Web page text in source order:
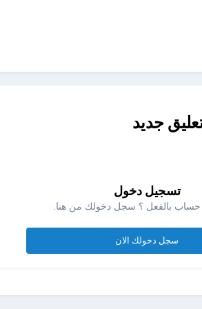
جديد
تسجيل دخول
حساب بالفعل ؟ سجل دخولك من هنا.
سجل دخولك الان